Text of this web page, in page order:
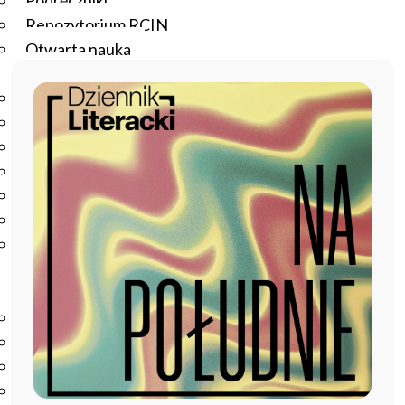
Repozytorium RCIN
Otwarta nauka
Studia podyplomowe
Szkolenia
Szkoła Doktorska Anthropos
Erasmus
Olimpiada Literatury i Języka Polskiego
Olimpiada Literatury i Języka Polskiego dla Szkół
Podstawowych
Biblioteka
O bibliotece
Godziny otwarcia
Katalog
Nowości